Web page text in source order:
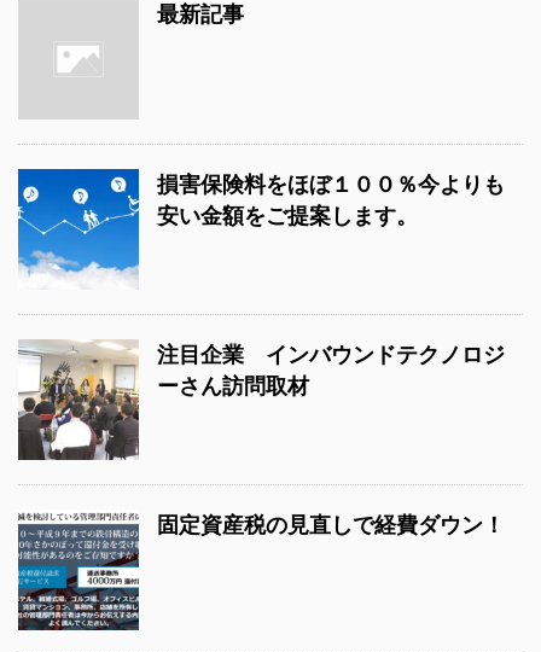
最新記事
損害保険料をほぼ１００％今よりも
安い金額をご提案します。
注目企業 インバウンドテクノロジ
ーさん訪問取材
固定資産税の見直しで経費ダウン！